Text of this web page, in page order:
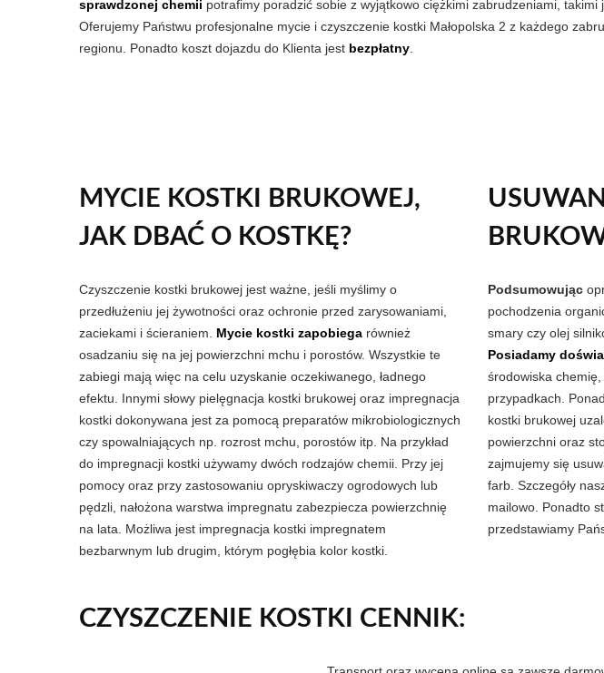
sprawdzonej chemii potrafimy poradzić sobie z wyjątkowo ciężkimi zabrudzeniami, takimi
Oferujemy Państwu profesjonalne mycie i czyszczenie kostki Małopolska 2 z każdego
regionu. Ponadto koszt dojazdu do Klienta jest bezpłatny.
MYCIE KOSTKI BRUKOWEJ,
JAK DBAĆ O KOSTKĘ?
Czyszczenie kostki brukowej jest ważne, jeśli myślimy o
przedłużeniu jej żywotności oraz ochronie przed zarysowaniami,
zaciekami i ścieraniem. Mycie kostki zapobiega również
osadzaniu się na jej powierzchni mchu i porostów. Wszystkie te
zabiegi mają więc na celu uzyskanie oczekiwanego, ładnego
efektu. Innymi słowy pielęgnacja kostki brukowej oraz impregnacja
kostki dokonywana jest za pomocą preparatów mikrobiologicznych
czy spowalniających np. rozrost mchu, porostów itp. Na przykład
do impregnacji kostki używamy dwóch rodzajów chemii. Przy jej
pomocy oraz przy zastosowaniu opryskiwaczy ogrodowych lub
pędzli, nałożona warstwa impregnatu zabezpiecza powierzchnię
na lata. Możliwa jest impregnacja kostki impregnatem
bezbarwnym lub drugim, którym pogłębia kolor kostki.
Podsumowując
pochodzenia
smary czy olej
Posiadamy
środowiska
przypadkach.
kostki brukowej
powierzchni oraz
zajmujemy się
farb. Szczegóły
mailowo. Ponadto
przedstawiamy
CZYSZCZENIE KOSTKI CENNIK: